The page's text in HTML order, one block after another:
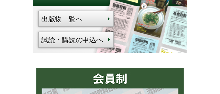
出版物一覧へ
試読・購読の申込へ